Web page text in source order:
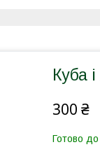
Куба
300 ₴
Готово